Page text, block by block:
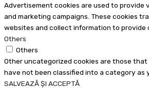
Advertisement cookies are used to provide
and marketing campaigns. These cookies
websites and collect information to provide
Others
Others
Other uncategorized cookies are those that
have not been classified into a category as
SALVEAZĂ ȘI ACCEPTĂ